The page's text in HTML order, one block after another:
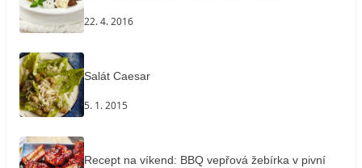
22. 4. 2016
Salát Caesar
5. 1. 2015
Recept na víkend: BBQ vepřová žebírka v pivní